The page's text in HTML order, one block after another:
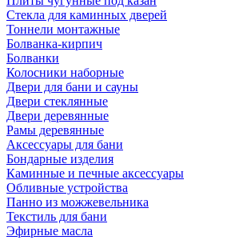
Стекла для каминных дверей
Тоннели монтажные
Болванка-кирпич
Болванки
Колосники наборные
Двери для бани и сауны
Двери стеклянные
Двери деревянные
Рамы деревянные
Аксессуары для бани
Бондарные изделия
Каминные и печные аксессуары
Обливные устройства
Панно из можжевельника
Текстиль для бани
Эфирные масла